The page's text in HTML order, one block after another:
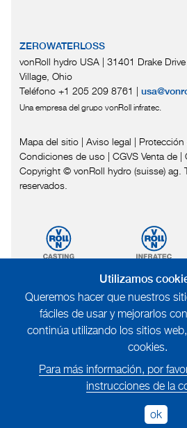
ZEROWATERLOSS
vonRoll hydro USA | 31401 Drake Drive
Village, Ohio
Teléfono +1 205 209 8761 |
Una empresa del grupo vonRoll infratec.
Mapa del sitio | Aviso legal |
Condiciones de uso | CGVS Venta de |
Copyright © vonRoll hydro (suisse) ag.
reservados.
Utilizamos
Queremos hacer que nuestros
fáciles de usar y mejorarlos
continúa utilizando los sitios
cookies.
Para más información, por
instrucciones de la
ok